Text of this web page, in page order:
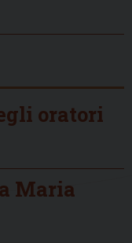
oratori
Maria